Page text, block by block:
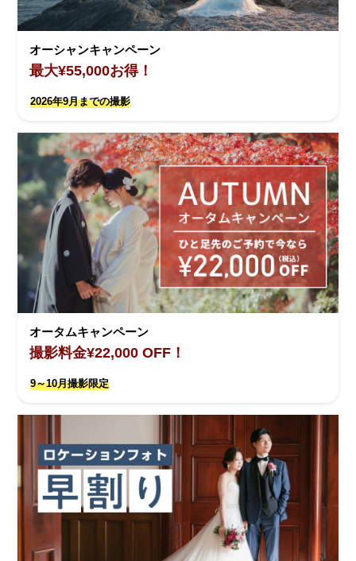
オーシャンキャンペーン
最大¥55,000お得！
2026年9月までの撮影
オータムキャンペーン
撮影料金¥22,000 OFF！
9～10月撮影限定